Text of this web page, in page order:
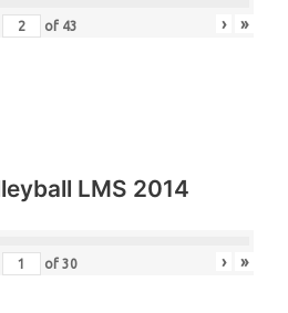
of 43 › »
LMS 2014
of 30 › »